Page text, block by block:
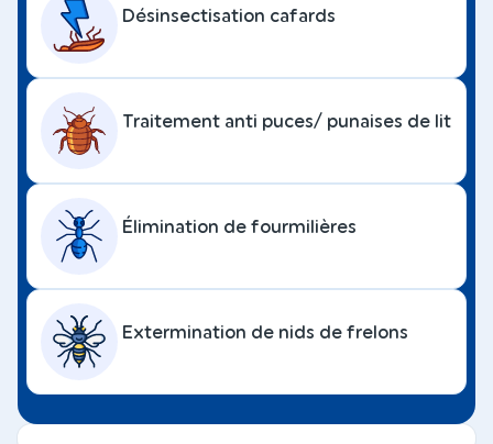
Désinsectisation cafards
Traitement anti puces/ punaises de lit
Élimination de fourmilières
Extermination de nids de frelons